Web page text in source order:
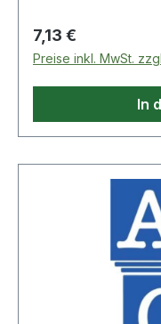
Regulärer Preis:
7,13 €
Preise inkl. MwSt.
In